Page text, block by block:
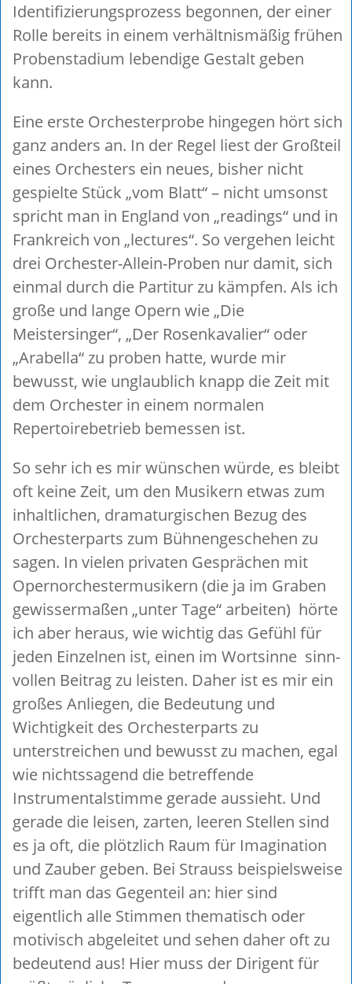
Identifizierungsprozess begonnen, der einer
Rolle bereits in einem verhältnismäßig frühen
Probenstadium lebendige Gestalt geben
kann.
Eine erste Orchesterprobe hingegen hört sich
ganz anders an. In der Regel liest der Großteil
eines Orchesters ein neues, bisher nicht
gespielte Stück „vom Blatt“ – nicht umsonst
spricht man in England von „readings“ und in
Frankreich von „lectures“. So vergehen leicht
drei Orchester-Allein-Proben nur damit, sich
einmal durch die Partitur zu kämpfen. Als ich
große und lange Opern wie „Die
Meistersinger“, „Der Rosenkavalier“ oder
„Arabella“ zu proben hatte, wurde mir
bewusst, wie unglaublich knapp die Zeit mit
dem Orchester in einem normalen
Repertoirebetrieb bemessen ist.
So sehr ich es mir wünschen würde, es bleibt
oft keine Zeit, um den Musikern etwas zum
inhaltlichen, dramaturgischen Bezug des
Orchesterparts zum Bühnengeschehen zu
sagen. In vielen privaten Gesprächen mit
Opernorchestermusikern (die ja im Graben
gewissermaßen „unter Tage“ arbeiten) hörte
ich aber heraus, wie wichtig das Gefühl für
jeden Einzelnen ist, einen im Wortsinne sinn-
vollen Beitrag zu leisten. Daher ist es mir ein
großes Anliegen, die Bedeutung und
Wichtigkeit des Orchesterparts zu
unterstreichen und bewusst zu machen, egal
wie nichtssagend die betreffende
Instrumentalstimme gerade aussieht. Und
gerade die leisen, zarten, leeren Stellen sind
es ja oft, die plötzlich Raum für Imagination
und Zauber geben. Bei Strauss beispielsweise
trifft man das Gegenteil an: hier sind
eigentlich alle Stimmen thematisch oder
motivisch abgeleitet und sehen daher oft zu
bedeutend aus! Hier muss der Dirigent für